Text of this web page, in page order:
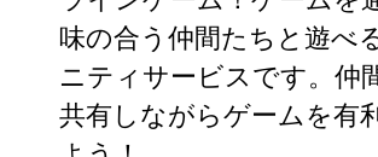
味の合う仲間たちと遊べ
ニティサービスです。仲
共有しながらゲームを有